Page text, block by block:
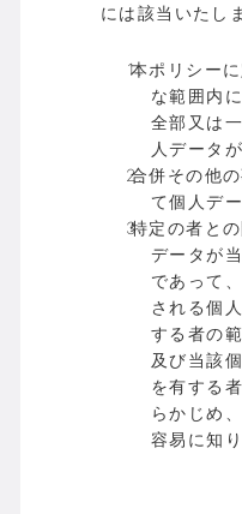
には該当いたし
本ポリシー
な範囲内
全部又は
人データ
合併その他
て個人デ
特定の者と
データが
であって
される個
する者の
及び当該
を有する
らかじめ
容易に知